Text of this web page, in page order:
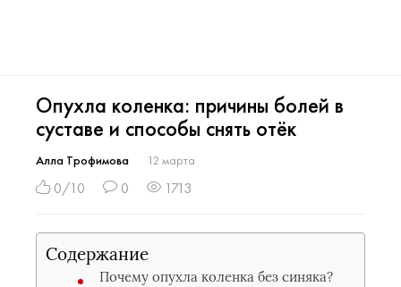
Опухла коленка: причины болей в
суставе и способы снять отёк
Алла Трофимова 12 марта
0/10 0 1713
Содержание
Почему опухла коленка без синяка?